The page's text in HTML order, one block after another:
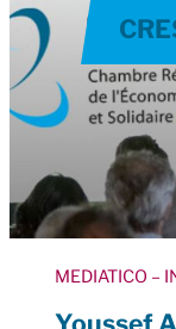
e
c
h
e
r
MEDIATICO –